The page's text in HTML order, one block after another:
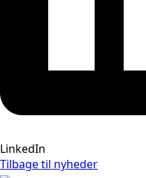
LinkedIn
Tilbage til nyheder